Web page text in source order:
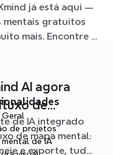
já está aqui —
mentais gratuitos
mais. Encontre o
AI agora
de
de IA integrado
de mapa mental:
e exporte, tudo
Geral
de projetos
mental de IA